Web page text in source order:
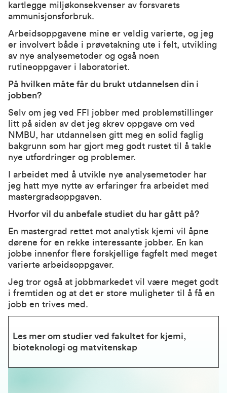
kartlegge miljøkonsekvenser av forsvarets
ammunisjonsforbruk.
Arbeidsoppgavene mine er veldig varierte, og jeg
er involvert både i prøvetakning ute i felt, utvikling
av nye analysemetoder og også noen
rutineoppgaver i laboratoriet.
På hvilken måte får du brukt utdannelsen din i
jobben?
Selv om jeg ved FFI jobber med problemstillinger
litt på siden av det jeg skrev oppgave om ved
NMBU, har utdannelsen gitt meg en solid faglig
bakgrunn som har gjort meg godt rustet til å takle
nye utfordringer og problemer.
I arbeidet med å utvikle nye analysemetoder har
jeg hatt mye nytte av erfaringer fra arbeidet med
mastergradsoppgaven.
Hvorfor vil du anbefale studiet du har gått på?
En mastergrad rettet mot analytisk kjemi vil åpne
dørene for en rekke interessante jobber. En kan
jobbe innenfor flere forskjellige fagfelt med meget
varierte arbeidsoppgaver.
Jeg tror også at jobbmarkedet vil være meget godt
i fremtiden og at det er store muligheter til å få en
jobb en trives med.
Les mer om studier ved fakultet for kjemi,
bioteknologi og matvitenskap